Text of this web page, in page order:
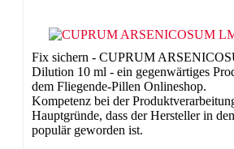
Fix sichern - CUPRUM
Dilution 10 ml - ein gegenwärtiges
dem Fliegende-Pillen Onlineshop.
Kompetenz bei der
Hauptgründe, dass der Hersteller in
populär geworden ist.